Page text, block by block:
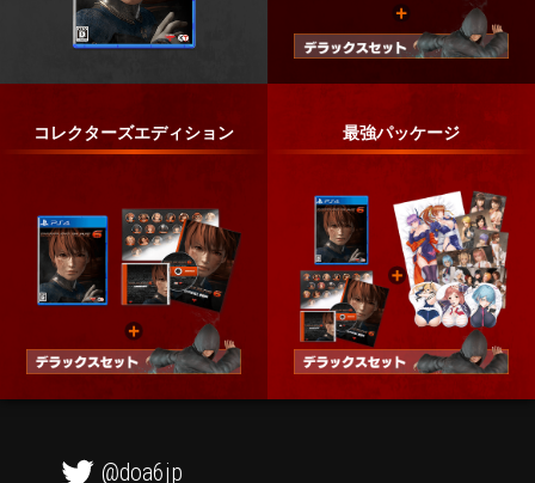
コレクターズエディション 最強パッケージ
@doa6jp